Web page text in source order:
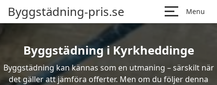
Byggstädning-pris.se Menu
Byggstädning i Kyrkheddinge
Byggstädning kan kännas som en utmaning – särskilt när
det gäller att jämföra offerter. Men om du följer denna